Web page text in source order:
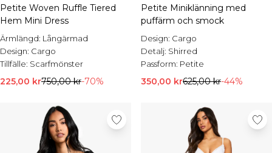
Petite Woven Ruffle Tiered
Hem Mini Dress
Ärmlängd: Långärmad
Design: Cargo
Tillfälle: Scarfmönster
225,00 kr750,00 kr-70%
Petite Miniklänning med
puffärm och smock
Design: Cargo
Detalj: Shirred
Passform: Petite
350,00 kr625,00 kr-44%